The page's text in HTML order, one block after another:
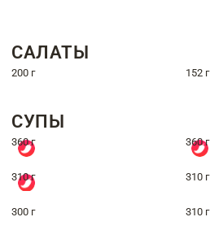
САЛАТЫ
200 г 152 г
СУПЫ
360 г 360 г
310 г 310 г
300 г 310 г